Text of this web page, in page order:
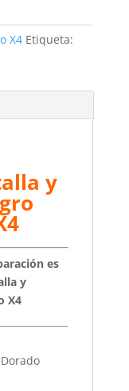
X4 Etiqueta:
y
es
y
X4